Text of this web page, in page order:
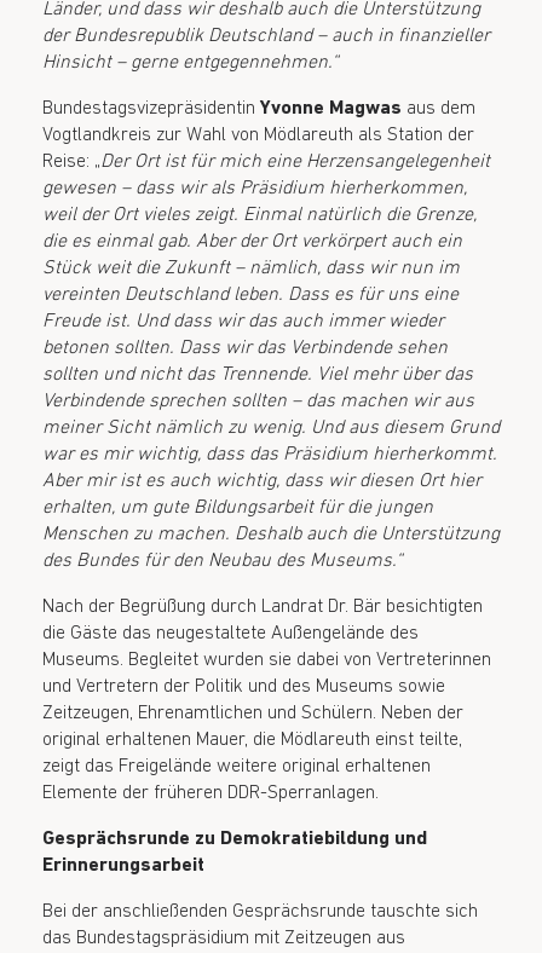
Länder, und dass wir deshalb auch die Unterstützung
der Bundesrepublik Deutschland – auch in finanzieller
Hinsicht – gerne entgegennehmen.“
Bundestagsvizepräsidentin Yvonne Magwas aus dem
Vogtlandkreis zur Wahl von Mödlareuth als Station der
Reise: „Der Ort ist für mich eine Herzensangelegenheit
gewesen –dass wir als Präsidium hierherkommen,
weil der Ort vieles zeigt. Einmal natürlich die Grenze,
die es einmal gab. Aber der Ort verkörpert auch ein
Stück weit die Zukunft – nämlich, dass wir nun im
vereinten Deutschland leben. Dass es für uns eine
Freude ist. Und dass wir das auch immer wieder
betonen sollten. Dass wir das Verbindende sehen
sollten und nicht das Trennende. Viel mehr über das
Verbindende sprechen sollten – das machen wir aus
meiner Sicht nämlich zu wenig. Und aus diesem Grund
war es mir wichtig, dass das Präsidium hierherkommt.
Aber mir ist es auch wichtig, dass wir diesen Ort hier
erhalten, um gute Bildungsarbeit für die jungen
Menschen zu machen. Deshalb auch die Unterstützung
des Bundes für den Neubau des Museums.“
Nach der Begrüßung durch Landrat Dr. Bär besichtigten
die Gäste das neugestaltete Außengelände des
Museums. Begleitet wurden sie dabei von Vertreterinnen
und Vertretern der Politik und des Museums sowie
Zeitzeugen, Ehrenamtlichen und Schülern. Neben der
original erhaltenen Mauer, die Mödlareuth einst teilte,
zeigt das Freigelände weitere original erhaltenen
Elemente der früheren DDR-Sperranlagen.
Gesprächsrunde zu Demokratiebildung und
Erinnerungsarbeit
Bei der anschließenden Gesprächsrunde tauschte sich
das Bundestagspräsidium mit Zeitzeugen aus